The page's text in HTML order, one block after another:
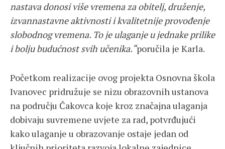
nastava donosi više vremena za obitelj, druženje,
izvannastavne aktivnosti i kvalitetnije provođenje
slobodnog vremena. To je ulaganje u jednake prilike
i bolju budućnost svih učenika.“poručila je Karla.
Početkom realizacije ovog projekta Osnovna škola
Ivanovec pridružuje se nizu obrazovnih ustanova
na području Čakovca koje kroz značajna ulaganja
dobivaju suvremene uvjete za rad, potvrđujući
kako ulaganje u obrazovanje ostaje jedan od